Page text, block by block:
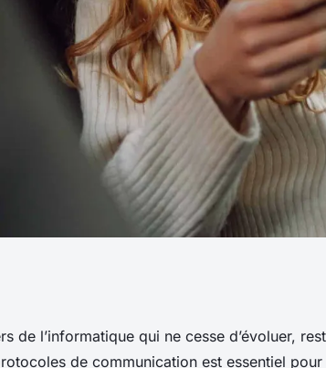
nouvelles
de l’informatique qui ne cesse d’évoluer,
de communication est essentiel